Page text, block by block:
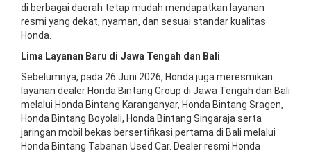
di berbagai daerah tetap mudah mendapatkan layanan
resmi yang dekat, nyaman, dan sesuai standar kualitas
Honda.
Lima Layanan Baru di Jawa Tengah dan Bali
Sebelumnya, pada 26 Juni 2026, Honda juga meresmikan
layanan dealer Honda Bintang Group di Jawa Tengah dan Bali
melalui Honda Bintang Karanganyar, Honda Bintang Sragen,
Honda Bintang Boyolali, Honda Bintang Singaraja serta
jaringan mobil bekas bersertifikasi pertama di Bali melalui
Honda Bintang Tabanan Used Car. Dealer resmi Honda